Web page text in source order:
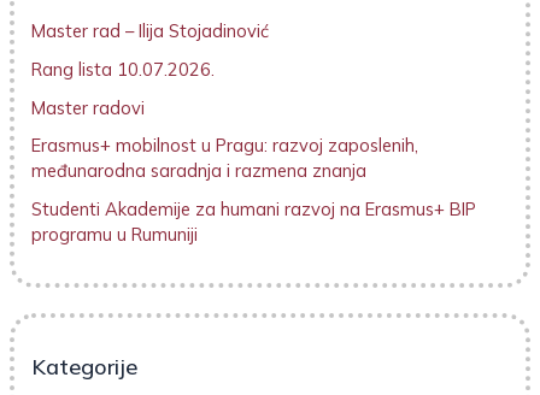
Master rad – Ilija Stojadinović
Rang lista 10.07.2026.
Master radovi
Erasmus+ mobilnost u Pragu: razvoj zaposlenih,
međunarodna saradnja i razmena znanja
Studenti Akademije za humani razvoj na Erasmus+ BIP
programu u Rumuniji
Kategorije